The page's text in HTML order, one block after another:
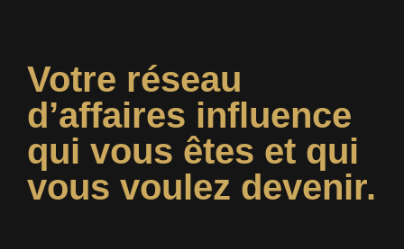
Votre réseau
d’affaires influence
qui vous êtes et qui
vous voulez devenir.